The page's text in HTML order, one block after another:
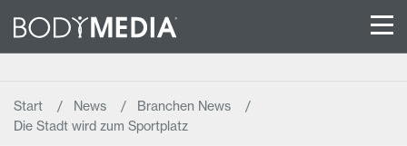
Start News
Branchen News
Die Stadt wird zum Sportplatz